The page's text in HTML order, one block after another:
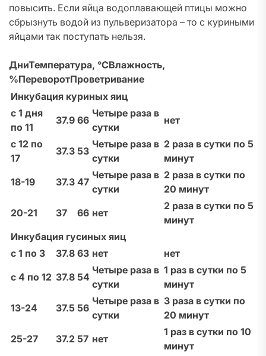
повысить. Если яйца водоплавающей птицы можно
сбрызнуть водой из пульверизатора – то с куриными
яйцами так поступать нельзя.
ДниТемпература, °CВлажность,
%ПереворотПроветривание
Инкубация куриных яиц
с 1 дня
по 11
37.9 66
Четыре раза в
сутки
нет
с 12 по
17
37.3 53
Четыре раза в
сутки
2 раза в сутки по 5
минут
18-19
37.3 47
Четыре раза в
сутки
2 раза в сутки по
20 минут
20-21
37 66 нет
2 раза в сутки по 5
минут
Инкубация гусиных яиц
с 1 по 3
37.8 63 нет
нет
с 4 по 12 37.8 54
Четыре раза в
сутки
1 раз в сутки по 5
минут
13-24
37.5 56
Четыре раза в
сутки
3 раза в сутки по
20 минут
25-27
37.2 57 нет
1 раз в сутки по 10
минут